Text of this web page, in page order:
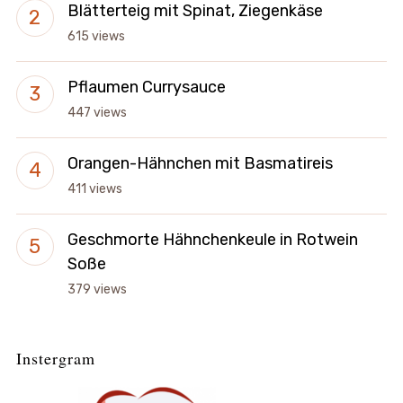
Blätterteig mit Spinat, Ziegenkäse
615 views
Pflaumen Currysauce
447 views
Orangen-Hähnchen mit Basmatireis
411 views
Geschmorte Hähnchenkeule in Rotwein
Soße
379 views
Instergram